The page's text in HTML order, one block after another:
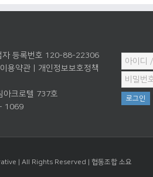
자 등록번호 120-88-22306
이용약관
개인정보보호정책
아크로텔 737호
1069
| All Rights Reserved | 협동조합 소요